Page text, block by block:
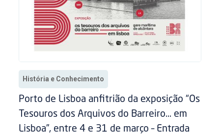
História e Conhecimento
Porto de Lisboa anfitrião da exposição “Os
Tesouros dos Arquivos do Barreiro… em
Lisboa”, entre 4 e 31 de março – Entrada